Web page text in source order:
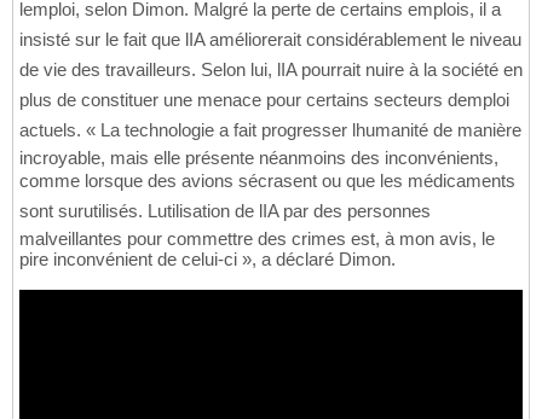
lemploi, selon Dimon. Malgré la perte de certains emplois, il a
insisté sur le fait que lIA améliorerait considérablement le niveau
de vie des travailleurs. Selon lui, lIA pourrait nuire à la société en
plus de constituer une menace pour certains secteurs demploi
actuels. « La technologie a fait progresser lhumanité de manière
incroyable, mais elle présente néanmoins des inconvénients,
comme lorsque des avions sécrasent ou que les médicaments
sont surutilisés. Lutilisation de lIA par des personnes
malveillantes pour commettre des crimes est, à mon avis, le
pire inconvénient de celui-ci », a déclaré Dimon.